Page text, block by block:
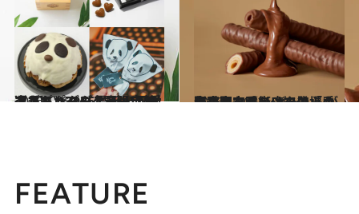
2026.1.25
《エキュート上野限定の逸品も》2026最新！ 可愛すぎるパンダスイーツ10選【パンダのケーキに焼きたてカヌレ、ティラミス…】
グルメ 2026.1.20
冬季限定【ヨックモックのショコラ シガール】がリッチな味わいで登場！ 東京駅一番街店では「手作りクッキーシュー」も販売中
グルメ
FEATURE